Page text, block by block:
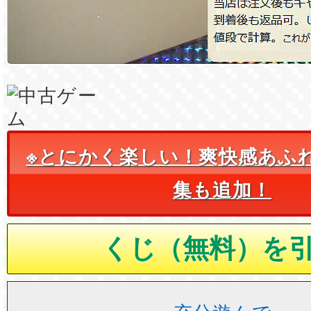
※とにかく楽しい！爽快感あふ
集も追加！